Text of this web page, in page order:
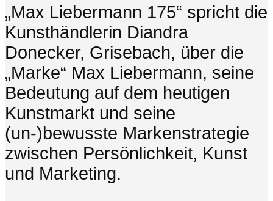
„Max Liebermann 175“ spricht die
Kunsthändlerin Diandra
Donecker, Grisebach, über die
„Marke“ Max Liebermann, seine
Bedeutung auf dem heutigen
Kunstmarkt und seine
(un-)bewusste Markenstrategie
zwischen Persönlichkeit, Kunst
und Marketing.